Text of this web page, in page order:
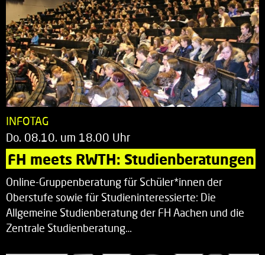
INFOTAG
Do. 08.10. um 18.00 Uhr
FH meets RWTH: Studienberatungen
Online-Gruppenberatung für Schüler*innen der
Oberstufe sowie für Studieninteressierte: Die
Allgemeine Studienberatung der FH Aachen und die
Zentrale Studienberatung…